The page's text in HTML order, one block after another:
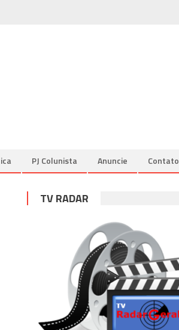
PJ Colunista Anuncie Contato
TV RADAR